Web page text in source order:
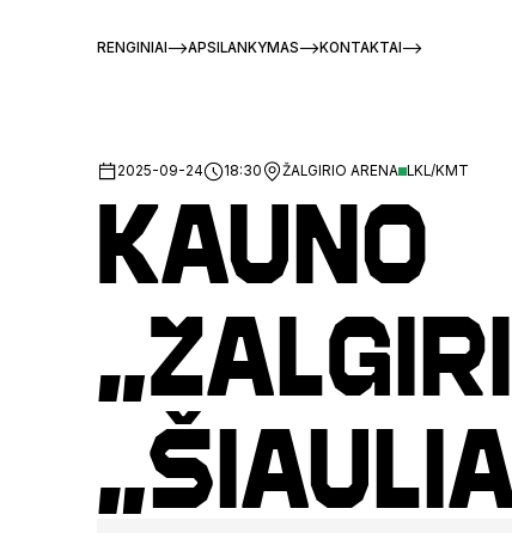
RENGINIAI APSILANKYMAS KONTAKTAI
2025-09-24 18:30 ŽALGIRIO ARENA LKL/KMT
Kauno